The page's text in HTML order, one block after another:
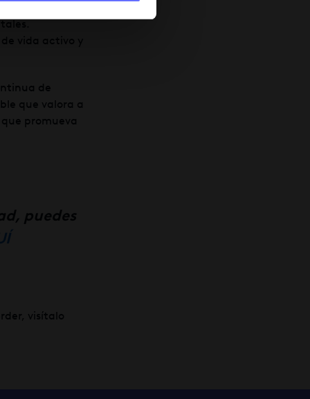
vida activo y
de
que valora a
promueva
puedes
visítalo